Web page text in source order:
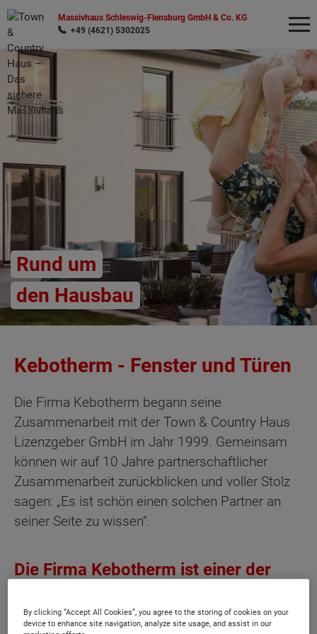
Massivhaus Schleswig-Flensburg GmbH & Co. KG
+49 (4621) 5302025
Rund um
den Hausbau
Kebotherm - Fenster und Türen
Die Firma Kebotherm begann seine
Zusammenarbeit mit der Town & Country Haus
Lizenzgeber GmbH im Jahr 1999. Gemeinsam
können wir auf 10 Jahre partnerschaftlicher
Zusammenarbeit zurückblicken und voller Stolz
sagen: „Es ist schön einen solchen Partner an
seiner Seite zu wissen“.
Die Firma Kebotherm ist einer der
Türen.
Wonach möchten Sie suchen?
By clicking “Accept All Cookies”, you agree to the storing of cookies on your
device to enhance site navigation, analyze site usage, and assist in our